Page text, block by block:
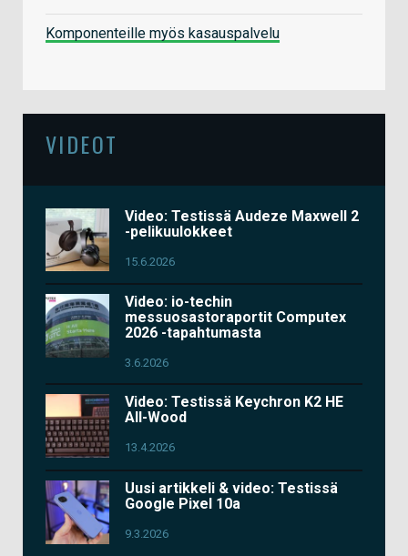
Komponenteille myös kasauspalvelu
VIDEOT
Video: Testissä Audeze Maxwell 2
-pelikuulokkeet
15.6.2026
Video: io-techin
messuosastoraportit Computex
2026 -tapahtumasta
3.6.2026
Video: Testissä Keychron K2 HE
All-Wood
13.4.2026
Uusi artikkeli & video: Testissä
Google Pixel 10a
9.3.2026